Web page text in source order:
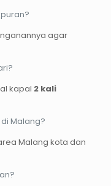
agar
kapal 2 kali
Malang?
Malang kota dan